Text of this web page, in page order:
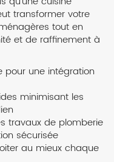
transformer votre
tout en
et de raffinement à
pour une intégration
minimisant les
travaux de plomberie
sécurisée
au mieux chaque